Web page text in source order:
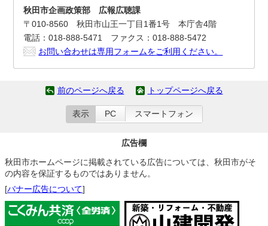
秋田市企画政策部 広報広聴課
〒010-8560 秋田市山王一丁目1番1号 本庁舎4階
電話：018-888-5471 ファクス：018-888-5472
お問い合わせは専用フォームをご利用ください。
前のページへ戻る トップページへ戻る
表示 PC スマートフォン
広告欄
秋田市ホームページに掲載されている広告については、秋田市がそ
の内容を保証するものではありません。
[バナー広告について]